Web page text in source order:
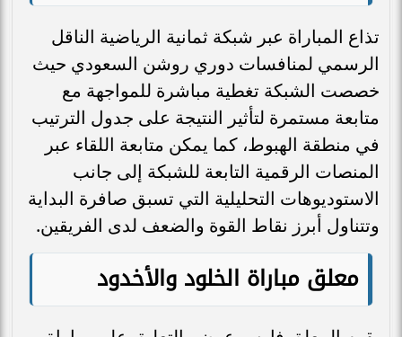
تذاع المباراة عبر شبكة ثمانية الرياضية الناقل
الرسمي لمنافسات دوري روشن السعودي حيث
خصصت الشبكة تغطية مباشرة للمواجهة مع
متابعة مستمرة لتأثير النتيجة على جدول الترتيب
في منطقة الهبوط، كما يمكن متابعة اللقاء عبر
المنصات الرقمية التابعة للشبكة إلى جانب
الاستوديوهات التحليلية التي تسبق صافرة البداية
وتتناول أبرز نقاط القوة والضعف لدى الفريقين.
معلق مباراة الخلود والأخدود